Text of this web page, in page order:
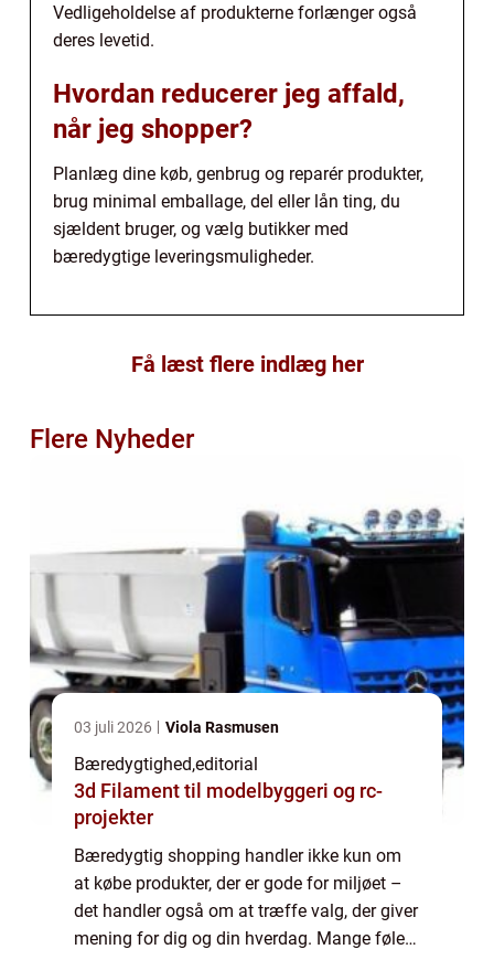
Vedligeholdelse af produkterne forlænger også
deres levetid.
Hvordan reducerer jeg affald,
når jeg shopper?
Planlæg dine køb, genbrug og reparér produkter,
brug minimal emballage, del eller lån ting, du
sjældent bruger, og vælg butikker med
bæredygtige leveringsmuligheder.
Få læst flere indlæg her
Flere Nyheder
03 juli 2026 Viola Rasmusen
Bæredygtighed,editorial
3d Filament til modelbyggeri og rc-
projekter
Bæredygtig shopping handler ikke kun om
at købe produkter, der er gode for miljøet –
det handler også om at træffe valg, der giver
mening for dig og din hverdag. Mange føler,